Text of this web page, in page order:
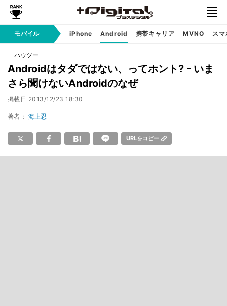
モバイル iPhone Android 携帯キャリア MVNO ス
ハウツー
Androidはタダではない、ってホント? - いま
さら聞けないAndroidのなぜ
掲載日 2013/12/23 18:30
著者： 海上忍
URLをコピー